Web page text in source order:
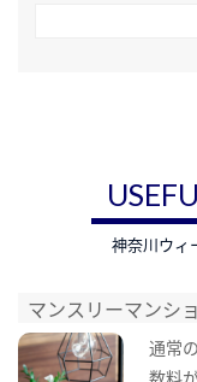
神奈川ウィ
マンスリーマンシ
通常